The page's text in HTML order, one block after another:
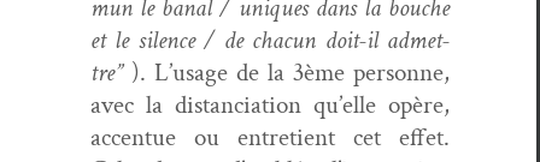
mun le banal / uniques dans la bouche
et le silence / de cha­cun doit-il admet­
tre” ). L’usage de la 3ème per­son­ne,
avec la dis­tan­ci­a­tion qu’elle opère,
accentue ou entre­tient cet effet.